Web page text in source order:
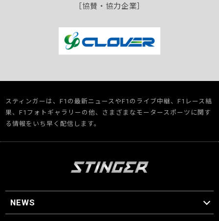
［協賛・協力企業］
スティンガーは、F1の最新ニュースやF1のライブ中継、F1レース結
果、F1フォトギャラリーの他、さまざまなモータースポーツに関す
る情報をいち早く配信します。
NEWS